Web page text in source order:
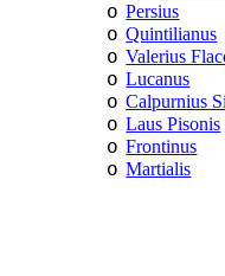
o Persius
o Quintilianus
o Valerius
o Lucanus
o Calpurnius
o Laus Pisonis
o Frontinus
o Martialis